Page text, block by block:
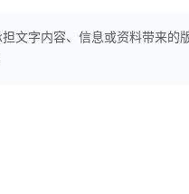
文字内容、信息或资料带来的